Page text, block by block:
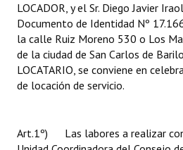
LOCADOR, y el Sr. Diego Javier
Documento de Identidad Nº
la calle Ruiz Moreno 530 o Los
de la ciudad de San Carlos de
LOCATARIO, se conviene en
de locación de servicio.
Art.1º) Las labores a realizar